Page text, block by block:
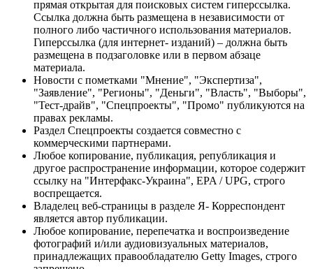
прямая открытая для поисковых систем гиперссылка.
Ссылка должна быть размещена в независимости от
полного либо частичного использования материалов.
Гиперссылка (для интернет- изданий) – должна быть
размещена в подзаголовке или в первом абзаце
материала.
Новости с пометками "Мнение", "Экспертиза",
"Заявление", "Регионы", "Деньги", "Власть", "Выборы",
"Тест-драйв", "Спецпроекты", "Промо" публикуются на
правах рекламы.
Раздел Спецпроекты создается совместно с
коммерческими партнерами.
Любое копирование, публикация, републикация и
другое распространение информации, которое содержит
ссылку на "Интерфакс-Украина", EPA / UPG, строго
воспрещается.
Владелец веб-страницы в разделе Я- Корреспондент
является автор публикации.
Любое копирование, перепечатка и воспроизведение
фотографий и/или аудиовизуальных материалов,
принадлежащих правообладателю Getty Images, строго